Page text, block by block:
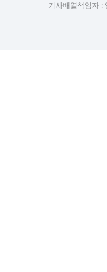
기사배열책임자 :